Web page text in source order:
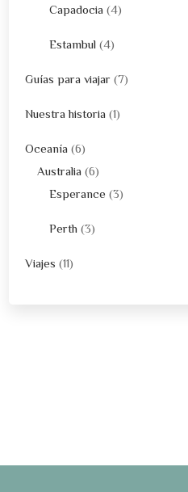
Capadocia (4)
Estambul(4)
Guías para viajar(7)
Nuestra historia (1)
Oceanía (6)
Australia (6)
Esperance (3)
Perth (3)
Viajes (11)